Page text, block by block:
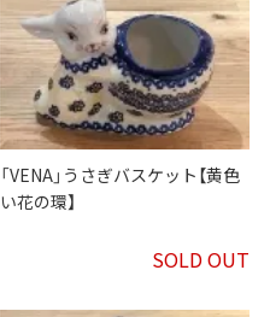
「VENA」うさぎバスケット【黄色
い花の環】
SOLD OUT